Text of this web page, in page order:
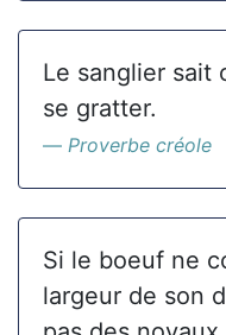
Le sanglier sait
se gratter.
Proverbe créole
Si le boeuf ne
largeur de son